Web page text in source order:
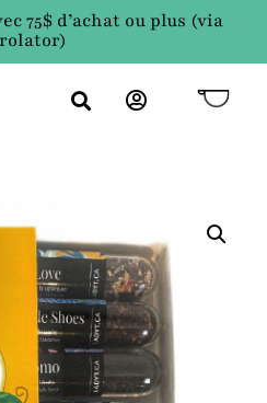
75$ d’achat ou plus (via